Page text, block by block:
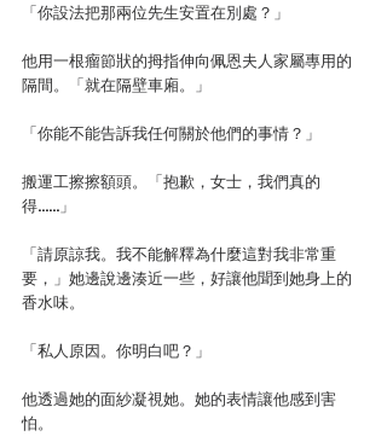
「你設法把那兩位先生安置在別處？」
他用一根瘤節狀的拇指伸向佩恩夫人家屬專用的
隔間。「就在隔壁車廂。」
「你能不能告訴我任何關於他們的事情？」
搬運工擦擦額頭。「抱歉，女士，我們真的
得……」
「請原諒我。我不能解釋為什麼這對我非常重
要，」她邊說邊湊近一些，好讓他聞到她身上的
香水味。
「私人原因。你明白吧？」
他透過她的面紗凝視她。她的表情讓他感到害
怕。